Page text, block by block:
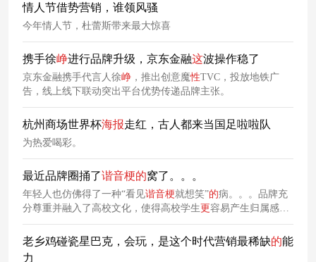
情人节借势营销，谁领风骚
今年情人节，杜蕾斯带来最大惊喜
携手徐峥进行品牌升级，京东金融这波操作稳了
京东金融携手代言人徐峥 ，推出创意魔性TVC，投放地铁广
告，线上线下联动突出平台优势传递品牌主张。
杭州商场世界杯海报走红，古人都来当国足啦啦队
为热爱喝彩。
最近品牌圈捅了谐音梗的窝了。。。
年轻人也仿佛得了一种“看见谐音梗就想笑”的病。。。品牌充
分尊重并融入了高校文化，使得高校学生更容易产生归属感和
认同感。天猫今年的巴黎奥运会可谓一大体育盛事，天猫在此
期间和多个品牌进行联动，陆续发布了一系列创意海报 ，并融
入 谐音 梗打造时事热度下的 海报 文案。
老乡鸡碰瓷星巴克，会玩，是这个时代营销最稀缺的能
力